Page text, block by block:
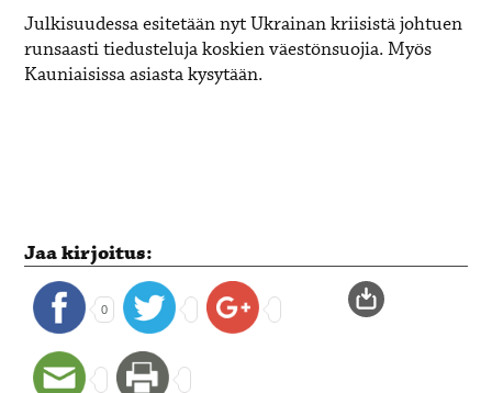
Julkisuudessa esitetään nyt Ukrainan kriisistä johtuen
runsaasti tiedusteluja koskien väestönsuojia. Myös
Kauniaisissa asiasta kysytään.
Jaa kirjoitus:
0